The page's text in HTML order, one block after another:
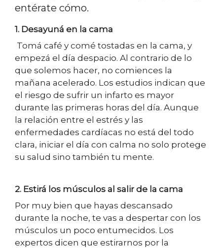
entérate cómo.
1. Desayuná en la cama
Tomá café y comé tostadas en la cama, y
empezá el día despacio. Al contrario de lo
que solemos hacer, no comiences la
mañana acelerado. Los estudios indican que
el riesgo de sufrir un infarto es mayor
durante las primeras horas del día. Aunque
la relación entre el estrés y las
enfermedades cardíacas no está del todo
clara, iniciar el día con calma no solo protege
su salud sino también tu mente.
2. Estirá los músculos al salir de la cama
Por muy bien que hayas descansado
durante la noche, te vas a despertar con los
músculos un poco entumecidos. Los
expertos dicen que estirarnos por la